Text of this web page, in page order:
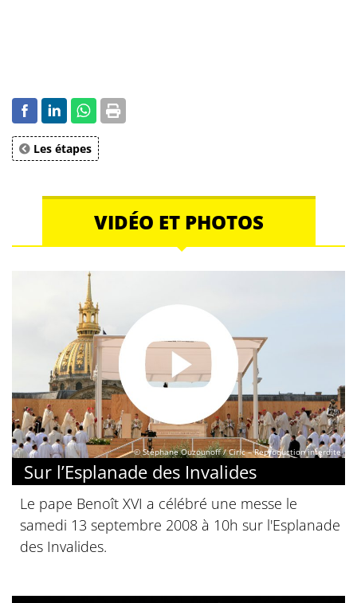
Les étapes
VIDÉO ET PHOTOS
© Stéphane Ouzounoff / Ciric – Reproduction interdite
Sur l’Esplanade des Invalides
Le pape Benoît XVI a célébré une messe le
samedi 13 septembre 2008 à 10h sur l'Esplanade
des Invalides.